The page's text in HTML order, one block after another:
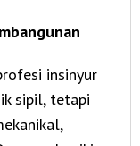
insinyur
sipil, tetapi